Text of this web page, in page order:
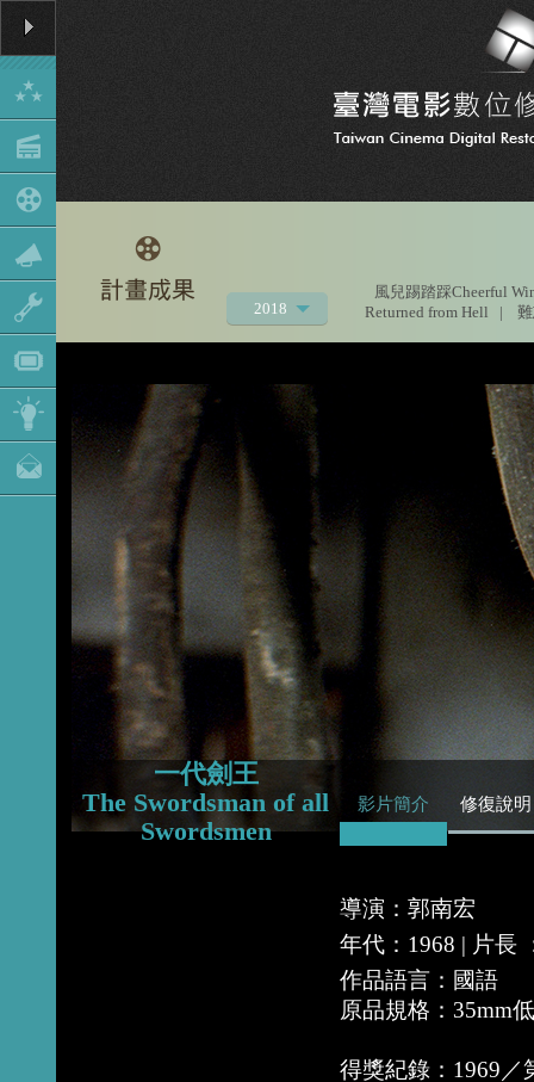
2018
2021
2020
2019
2016
2015
2014
2013
風兒踢踏踩Cheerful
Returned from Hell
|
一代劍王
The Swordsman of all
Swordsmen
影片簡介 修復說明
導演：郭南宏
年代：1968 | 片長
作品語言：國語
原品規格：35mm
得獎紀錄：1969／